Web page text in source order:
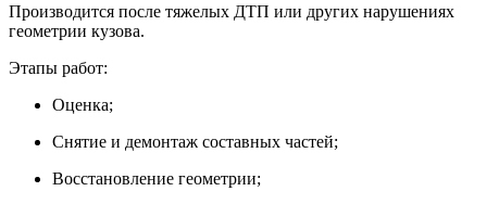
Производится после тяжелых ДТП или других нарушениях
геометрии кузова.
Этапы работ:
Оценка;
Снятие и демонтаж составных частей;
Восстановление геометрии;